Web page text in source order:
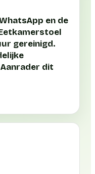
en de
gereinigd.
dit